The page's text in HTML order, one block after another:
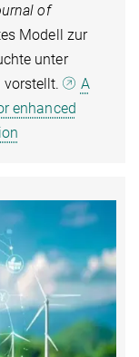
of
Modell zur
unter
vorstellt.
A
enhanced